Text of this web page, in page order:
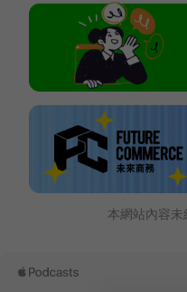
本網站內容未